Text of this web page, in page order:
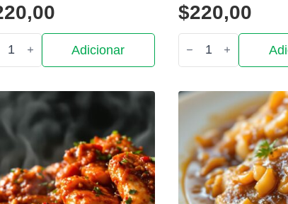
Adicionar
$220,00
Quantidade
de
Salada